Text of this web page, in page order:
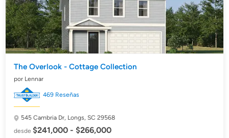
The Overlook - Cottage Collection
por Lennar
469 Reseñas
545 Cambria Dr, Longs, SC 29568
desde$241,000 - $266,000